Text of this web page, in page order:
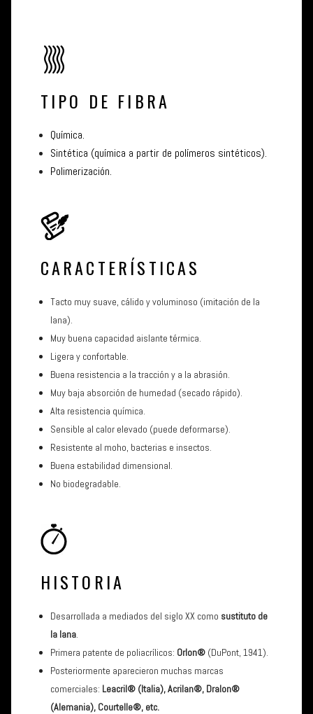
TIPO DE FIBRA
Química.
Sintética (química a partir de polímeros sintéticos).
Polimerización.
CARACTERÍSTICAS
Tacto muy suave, cálido y voluminoso (imitación de la
lana).
Muy buena capacidad aislante térmica.
Ligera y confortable.
Buena resistencia a la tracción y a la abrasión.
Muy baja absorción de humedad (secado rápido).
Alta resistencia química.
Sensible al calor elevado (puede deformarse).
Resistente al moho, bacterias e insectos.
Buena estabilidad dimensional.
No biodegradable.
HISTORIA
Desarrollada a mediados del siglo XX como sustituto de
la lana.
Primera patente de poliacrílicos: Orlon®(DuPont, 1941).
Posteriormente aparecieron muchas marcas
comerciales: Leacril® (Italia), Acrilan®, Dralon®
(Alemania), Courtelle®, etc.